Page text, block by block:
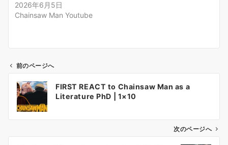
2026年6月5日
Chainsaw Man Youtube
ビ
前のページへ
FIRST REACT to Chainsaw Man as a
Literature PhD | 1×10
次のページへ